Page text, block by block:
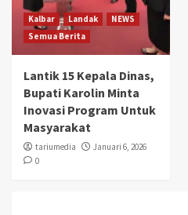
Kalbar Landak
NEWS
Semua Berita
Lantik 15 Kepala Dinas,
Bupati Karolin Minta
Inovasi Program Untuk
Masyarakat
tariumedia
Januari 6, 2026
0